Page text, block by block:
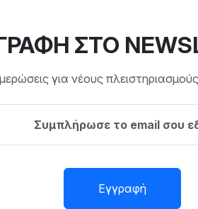
ΣΤΟ
για νέους πλειστηριασμούς
Εγγραφή